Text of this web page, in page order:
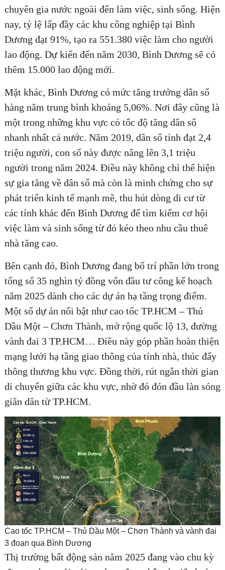
chuyên gia nước ngoài đến làm việc, sinh sống. Hiện
nay, tỷ lệ lấp đầy các khu công nghiệp tại Bình
Dương đạt 91%, tạo ra 551.380 việc làm cho người
lao động. Dự kiến đến năm 2030, Bình Dương sẽ có
thêm 15.000 lao động mới.
Mặt khác, Bình Dương có mức tăng trưởng dân số
hàng năm trung bình khoảng 5,06%. Nơi đây cũng là
một trong những khu vực có tốc độ tăng dân số
nhanh nhất cả nước. Năm 2019, dân số tỉnh đạt 2,4
triệu người, con số này được nâng lên 3,1 triệu
người trong năm 2024. Điều này không chỉ thể hiện
sự gia tăng về dân số mà còn là minh chứng cho sự
phát triển kinh tế mạnh mẽ, thu hút dòng di cư từ
các tỉnh khác đến Bình Dương để tìm kiếm cơ hội
việc làm và sinh sống từ đó kéo theo nhu cầu thuê
nhà tăng cao.
Bên cạnh đó, Bình Dương đang bố trí phần lớn trong
tổng số 35 nghìn tỷ đồng vốn đầu tư công kế hoạch
năm 2025 dành cho các dự án hạ tầng trọng điểm.
Một số dự án nổi bật như cao tốc TP.HCM – Thủ
Dầu Một – Chơn Thành, mở rộng quốc lộ 13, đường
vành đai 3 TP.HCM… Điều này góp phần hoàn thiện
mạng lưới hạ tầng giao thông của tỉnh nhà, thúc đẩy
thông thương khu vực. Đồng thời, rút ngắn thời gian
di chuyển giữa các khu vực, nhờ đó đón đầu làn sóng
giãn dân từ TP.HCM.
Cao tốc TP.HCM – Thủ Dầu Một – Chơn Thành và vành đai
3 đoạn qua Bình Dương
Thị trường bất động sản năm 2025 đang vào chu kỳ
HOÀN THÀNH
Đăng ký tư vấn trực tiếp 24/7:
0835182528 - 0819151818